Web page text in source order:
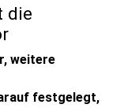
die
weitere
festgelegt,